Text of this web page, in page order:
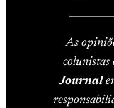
As
colunistas
Journal